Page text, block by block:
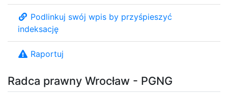
Radca prawny Wrocław - PGNG
Podlinkuj swój wpis by przyśpieszyć
indeksację
Raportuj